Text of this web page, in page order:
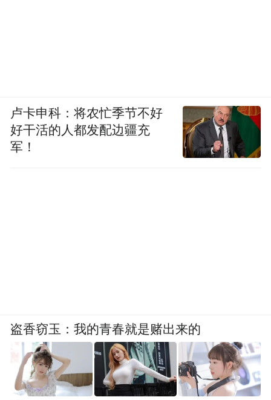
卢卡申科：将农忙季节不好
好干活的人都发配边疆充
军！
盗香窃玉：我的青春就是赌出来的